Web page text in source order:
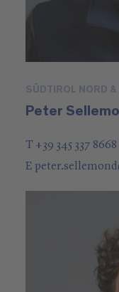
SÜDTIROL NORD &
Peter
T +39 345 337 8668
E peter.sellemond